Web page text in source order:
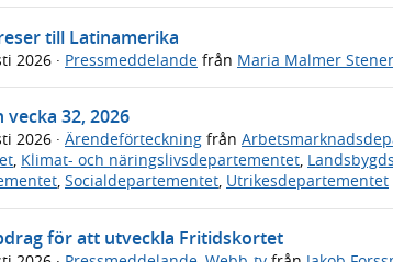
till Latinamerika
2026 · Pressmeddelande från Maria Malmer
32, 2026
2026 · Ärendeförteckning från
, Klimat- och näringslivsdepartementet,
, Socialdepartementet, Utrikesdepartementet
för att utveckla Fritidskortet